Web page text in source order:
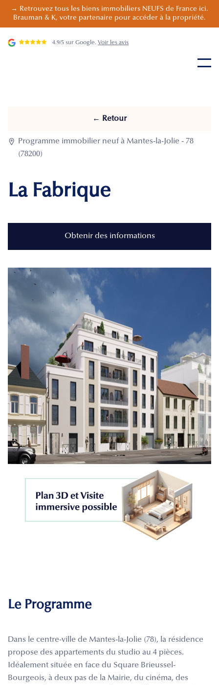
→ Retrouvez tous les biens immobiliers NEUFS de France ici.
Brauman & K, votre partenaire pour accéder à la propriété.
4.9/5 sur Google. Voir les avis
← Retour

Programme immobilier neuf à Mantes-la-Jolie - 78
(78200)
La Fabrique
Obtenir des informations
Le Programme
Dans le centre-ville de Mantes-la-Jolie (78), la résidence
propose des appartements du studio au 4 pièces.
Idéalement située en face du Square Brieussel-
Bourgeois, à deux pas de la Mairie, du cinéma, des